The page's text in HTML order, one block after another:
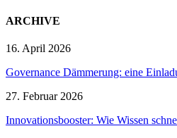
ARCHIVE
16. April 2026
Governance Dämmerung: eine
27. Februar 2026
Innovationsbooster: Wie Wissen